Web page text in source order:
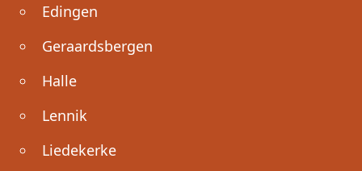
Edingen
Geraardsbergen
Halle
Lennik
Liedekerke